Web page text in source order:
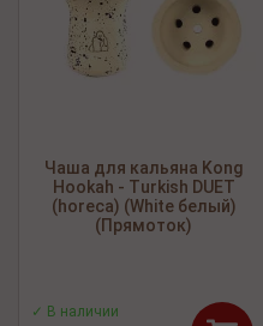
Чаша для кальяна Kong
Hookah - Turkish DUET
(horeca) (White белый)
(Прямоток)
✓ В наличии